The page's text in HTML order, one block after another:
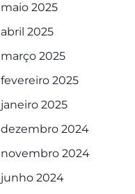
maio 2025
abril 2025
março 2025
fevereiro 2025
janeiro 2025
dezembro 2024
novembro 2024
junho 2024